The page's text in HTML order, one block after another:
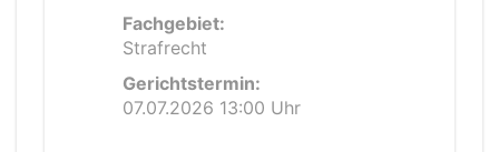
Fachgebiet:
Strafrecht
Gerichtstermin:
07.07.2026 13:00 Uhr